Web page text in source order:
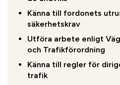
Känna till fordonets
säkerhetskrav
Utföra arbete enligt
och Trafikförordning
Känna till regler för
trafik